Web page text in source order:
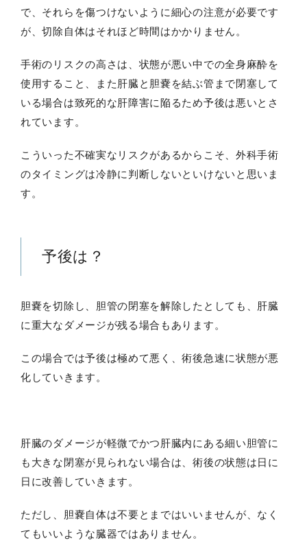
で、それらを傷つけないように細心の注意が必要です
が、切除自体はそれほど時間はかかりません。
手術のリスクの高さは、状態が悪い中での全身麻酔を
使用すること、また肝臓と胆嚢を結ぶ管まで閉塞して
いる場合は致死的な肝障害に陥るため予後は悪いとさ
れています。
こういった不確実なリスクがあるからこそ、外科手術
のタイミングは冷静に判断しないといけないと思いま
す。
予後は？
胆嚢を切除し、胆管の閉塞を解除したとしても、肝臓
に重大なダメージが残る場合もあります。
この場合では予後は極めて悪く、術後急速に状態が悪
化していきます。
肝臓のダメージが軽微でかつ肝臓内にある細い胆管に
も大きな閉塞が見られない場合は、術後の状態は日に
日に改善していきます。
ただし、胆嚢自体は不要とまではいいませんが、なく
てもいいような臓器ではありません。